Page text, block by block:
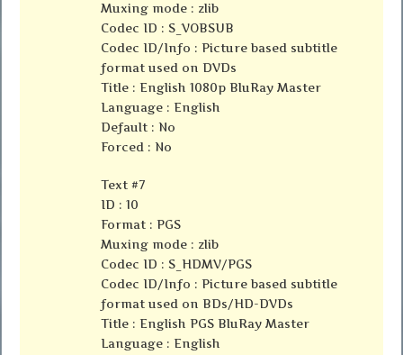
Muxing mode : zlib
Codec ID : S_VOBSUB
Codec ID/Info : Picture based subtitle
format used on DVDs
Title : English 1080p BluRay Master
Language : English
Default : No
Forced : No
Text #7
ID : 10
Format : PGS
Muxing mode : zlib
Codec ID : S_HDMV/PGS
Codec ID/Info : Picture based subtitle
format used on BDs/HD-DVDs
Title : English PGS BluRay Master
Language : English